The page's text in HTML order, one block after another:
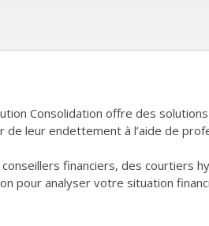
Consolidation offre des
leur endettement à l’aide de
financiers, des courtiers
pour analyser votre situation